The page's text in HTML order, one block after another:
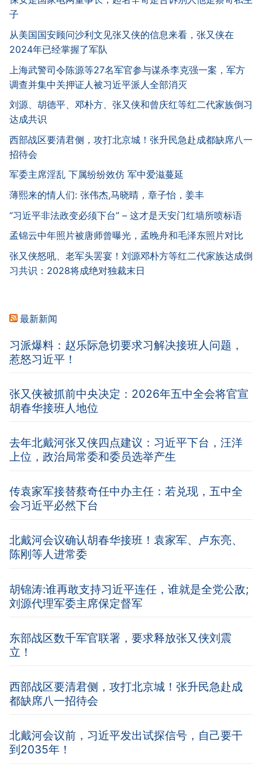
子
从美国国安顾问沙利文见张又侠的信息来看，张又侠在
2024年已经掌握了军队
上海武警司令陈源等27名军官参与谋杀李克强一案，军方
调查并集中关押证人被习近平派人全部消灭
刘源、胡德平、邓朴方、张又侠和曾庆红等红二代家族倒习
达成共识
西部战区要清君侧，攻打北京城！张升民急赴成都缺席八一
招待会
军委主席淫乱 下属纷纷效仿 军中爱滋蔓延
薄熙来的情人们: 张伟杰,马晓晴，章子怡，姜丰
“习近平非法政变必须下台” – 这才是天安门红墙所喷标语
孟锦云中年照片被唐师曾曝光，孟晚舟和毛泽东照片对比
张又侠怒吼、老军头罢宴！刘源邓朴方等红二代家族达成倒
习共识：2028将成绝对独裁末日
最新新闻
习派爆料：赵乐际急切要求习解决接班人问题，
惹怒习近平！
张又侠被抓前中央决定：2026年五中全会将官宣
胡春华接班人地位
去年北戴河张又侠四点建议：习近平下台，汪洋
上位，政治局常委和委员选举产生
传袁家军接替蔡奇任中办主任：若兑现，五中全
会习近平必然下台
北戴河会议确认胡春华接班！袁家军、卢东亮、
陈刚等人进常委
胡锦涛:谁再敢支持习近平连任，谁就是全党公敌;
刘源代理军委主席保定督军
东部战区数千军官联署，要求释放张又侠刘震
立！
西部战区要清君侧，攻打北京城！张升民急赴成
都缺席八一招待会
北戴河会议前，习近平发出试探信号，自己要干
到2035年！